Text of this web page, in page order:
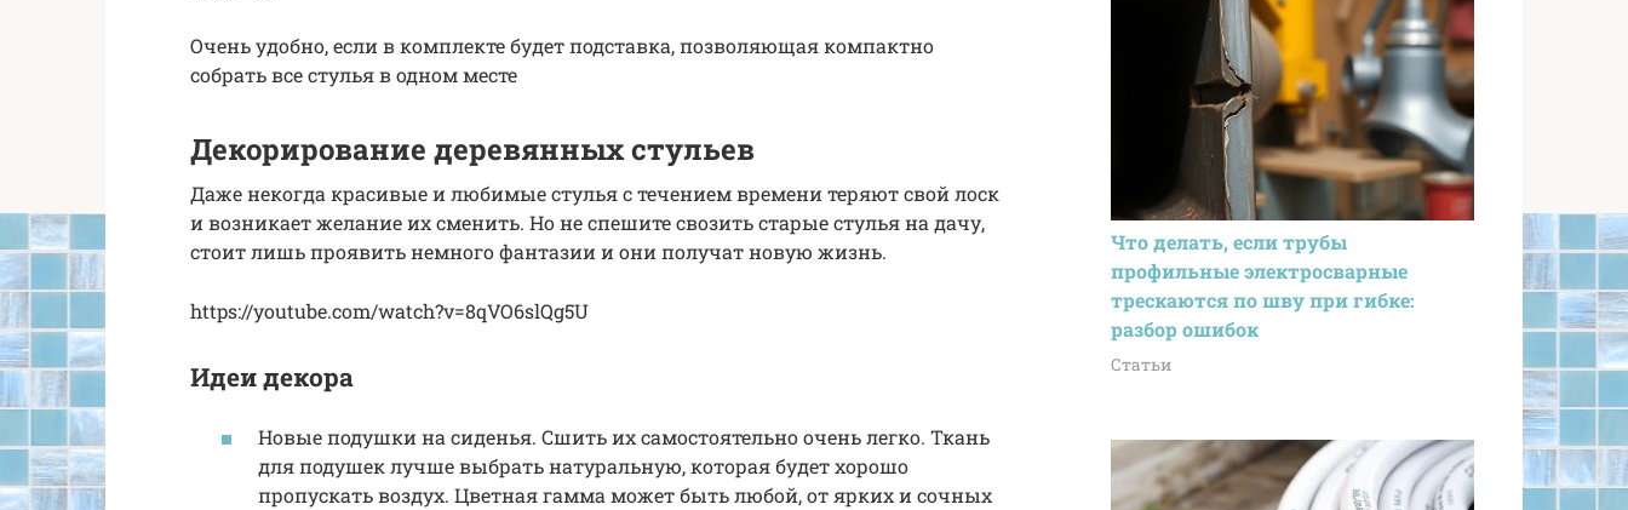
Очень удобно, если в комплекте будет подставка, позволяющая компактно
собрать все стулья в одном месте
Декорирование деревянных стульев
Даже некогда красивые и любимые стулья с течением времени теряют свой лоск
и возникает желание их сменить. Но не спешите свозить старые стулья на дачу,
стоит лишь проявить немного фантазии и они получат новую жизнь.
https://youtube.com/watch?v=8qVO6slQg5U
Идеи декора
Новые подушки на сиденья. Сшить их самостоятельно очень легко. Ткань
для подушек лучше выбрать натуральную, которая будет хорошо
пропускать воздух. Цветная гамма может быть любой, от ярких и сочных
Что делать, если трубы
профильные электросварные
трескаются по шву при гибке:
разбор ошибок
Статьи